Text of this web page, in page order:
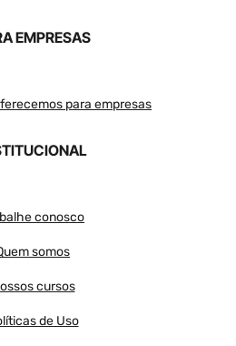
EMPRESAS
para empresas
conosco
somos
cursos
de Uso